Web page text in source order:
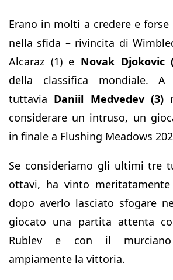
Erano in molti a credere e forse
nella sfida – rivincita di
Alcaraz (1) e Novak Djokovic
della classifica mondiale. A
tuttavia Daniil Medvedev (3)
considerare un intruso, un
in finale a Flushing Meadows
Se consideriamo gli ultimi tre
ottavi, ha vinto
dopo averlo lasciato sfogare
giocato una partita attenta
Rublev e con il
ampiamente la vittoria.